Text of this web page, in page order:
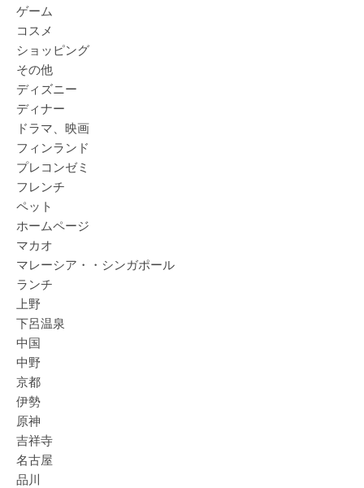
ゲーム
コスメ
ショッピング
その他
ディズニー
ディナー
ドラマ、映画
フィンランド
プレコンゼミ
フレンチ
ペット
ホームページ
マカオ
マレーシア・・シンガポール
ランチ
上野
下呂温泉
中国
中野
京都
伊勢
原神
吉祥寺
名古屋
品川